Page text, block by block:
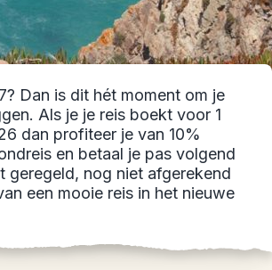
Dan is dit hét moment om je
Als je je reis boekt voor 1
dan profiteer je van 10%
en betaal je pas volgend
geregeld, nog niet afgerekend
een mooie reis in het nieuwe